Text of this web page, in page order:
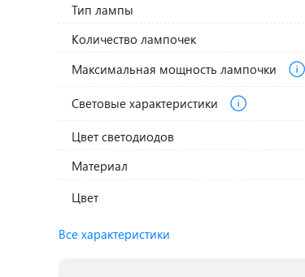
Тип лампы
Количество лампочек
Максимальная мощность лампочки
Световые характеристики
Цвет светодиодов
Материал
Цвет
Все характеристики